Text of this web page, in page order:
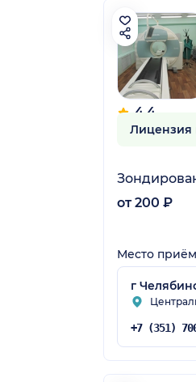
4.4
122 отзыва
Лицензия
от 200 ₽
Место
г